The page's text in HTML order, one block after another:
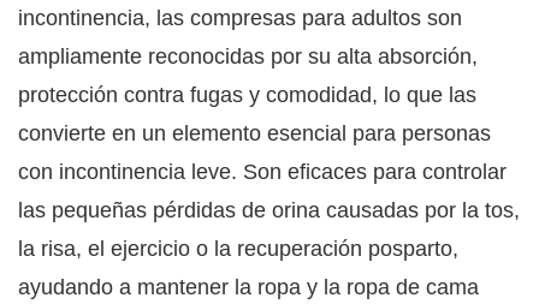
incontinencia, las compresas para adultos son
ampliamente reconocidas por su alta absorción,
protección contra fugas y comodidad, lo que las
convierte en un elemento esencial para personas
con incontinencia leve. Son eficaces para controlar
las pequeñas pérdidas de orina causadas por la tos,
la risa, el ejercicio o la recuperación posparto,
ayudando a mantener la ropa y la ropa de cama